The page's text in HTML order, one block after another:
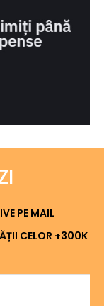
PE MAIL
CELOR +300K